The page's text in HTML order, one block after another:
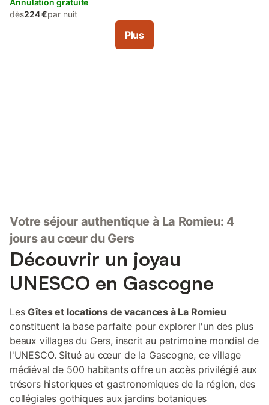
Annulation gratuite
dès224 €par nuit
Plus
Votre séjour authentique à La Romieu: 4
jours au cœur du Gers
Découvrir un joyau
UNESCO en Gascogne
LesGîtes et locations de vacances à La Romieu
constituent la base parfaite pour explorer l'un des plus
beaux villages du Gers, inscrit au patrimoine mondial de
l'UNESCO. Situé au cœur de la Gascogne, ce village
médiéval de 500 habitants offre un accès privilégié aux
trésors historiques et gastronomiques de la région, des
collégiales gothiques aux jardins botaniques